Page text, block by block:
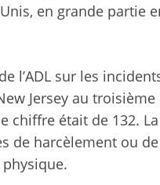
en grande
l’ADL sur les
Jersey au
chiffre était de 132.
de harcèlement ou